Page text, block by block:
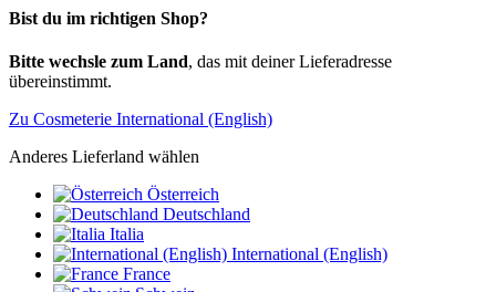
Bist du im richtigen Shop?
Bitte wechsle zum Land, das mit deiner Lieferadresse
übereinstimmt.
Zu Cosmeterie International (English)
Anderes Lieferland wählen
Österreich
Deutschland
Italia
International (English)
France